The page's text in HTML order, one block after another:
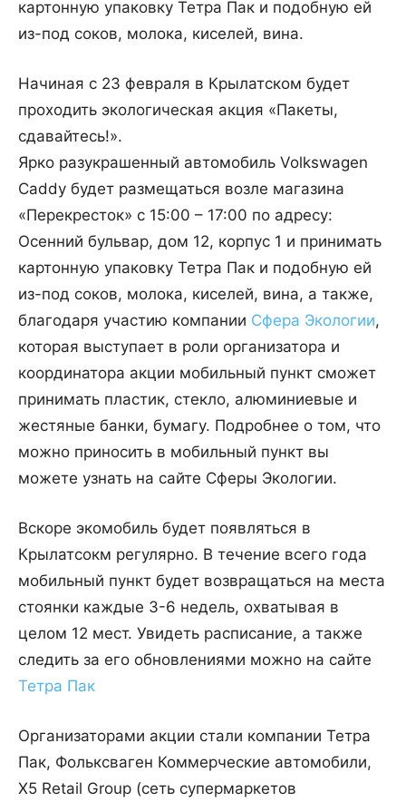
картонную упаковку Тетра Пак и подобную ей
из-под соков, молока, киселей, вина.
Начиная с 23 февраля в Крылатском будет
проходить экологическая акция «Пакеты,
сдавайтесь!».
Ярко разукрашенный автомобиль Volkswagen
Caddy будет размещаться возле магазина
«Перекресток» с 15:00 – 17:00 по адресу:
Осенний бульвар, дом 12, корпус 1 и принимать
картонную упаковку Тетра Пак и подобную ей
из-под соков, молока, киселей, вина, а также,
благодаря участию компании Сфера Экологии,
которая выступает в роли организатора и
координатора акции мобильный пункт сможет
принимать пластик, стекло, алюминиевые и
жестяные банки, бумагу. Подробнее о том, что
можно приносить в мобильный пункт вы
можете узнать на сайте Сферы Экологии.
Вскоре экомобиль будет появляться в
Крылатсокм регулярно. В течение всего года
мобильный пункт будет возвращаться на места
стоянки каждые 3-6 недель, охватывая в
целом 12 мест. Увидеть расписание, а также
следить за его обновлениями можно на сайте
Тетра Пак
Организаторами акции стали компании Тетра
Пак, Фольксваген Коммерческие автомобили,
X5 Retail Group (сеть супермаркетов